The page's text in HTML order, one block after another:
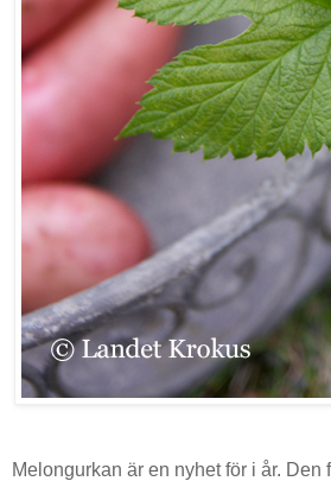
Melongurkan är en nyhet för i år. Den